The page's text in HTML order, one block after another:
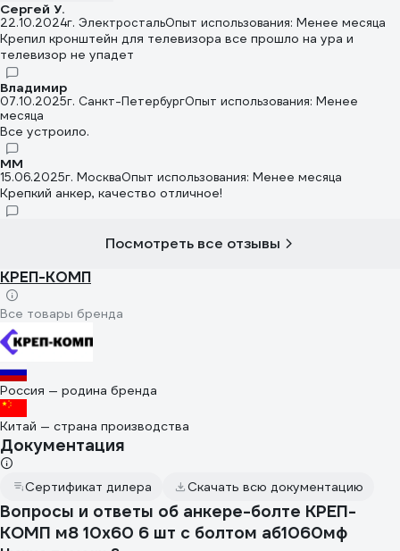
Сергей У.
22.10.2024г. ЭлектростальОпыт использования: Менее месяца
Крепил кронштейн для телевизора все прошло на ура и
телевизор не упадет
Владимир
07.10.2025г. Санкт-ПетербургОпыт использования: Менее
месяца
Все устроило.
ММ
15.06.2025г. МоскваОпыт использования: Менее месяца
Крепкий анкер, качество отличное!
Посмотреть все отзывы
КРЕП-КОМП
Все товары бренда
Россия — родина бренда
Китай — страна производства
Документация
Сертификат дилера Скачать всю документацию
Вопросы и ответы об анкере-болте КРЕП-
КОМП м8 10х60 6 шт с болтом аб1060мф